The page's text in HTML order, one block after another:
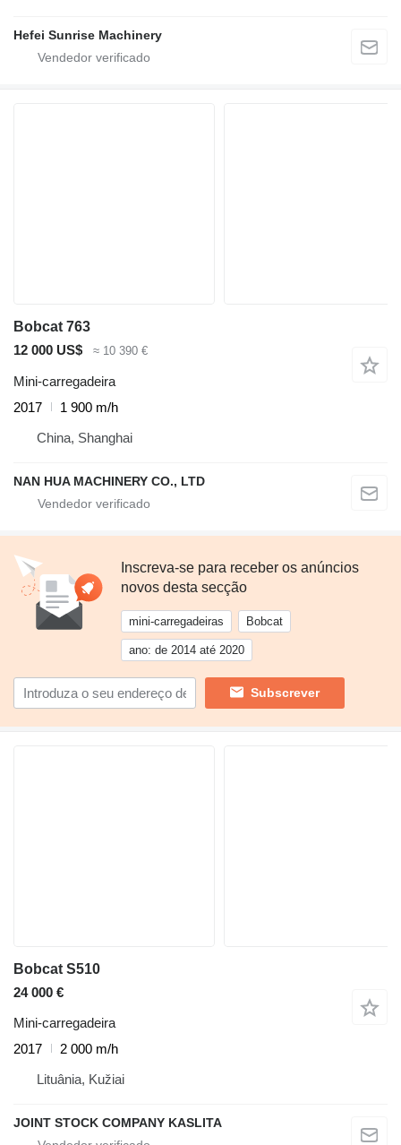
Hefei Sunrise Machinery
Bobcat 763
12 000 US$
≈ 10 390 €
Mini-carregadeira
2017
1 900 m/h
China, Shanghai
NAN HUA MACHINERY CO., LTD
Inscreva-se para receber os anúncios
novos desta secção
mini-carregadeiras Bobcat
ano: de 2014 até 2020
Subscrever
Bobcat S510
24 000 €
Mini-carregadeira
2017
2 000 m/h
Lituânia, Kužiai
JOINT STOCK COMPANY KASLITA